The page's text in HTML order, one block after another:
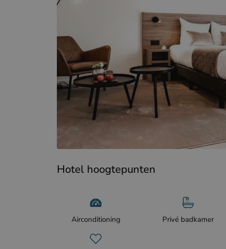
Hotel hoogtepunten
Airconditioning Privé badkamer